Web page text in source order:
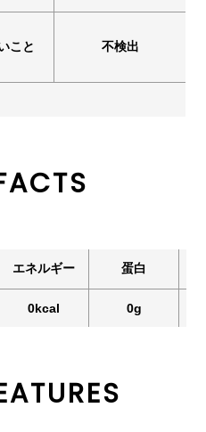
こと 不検出
エネルギー 蛋白
0kcal 0g